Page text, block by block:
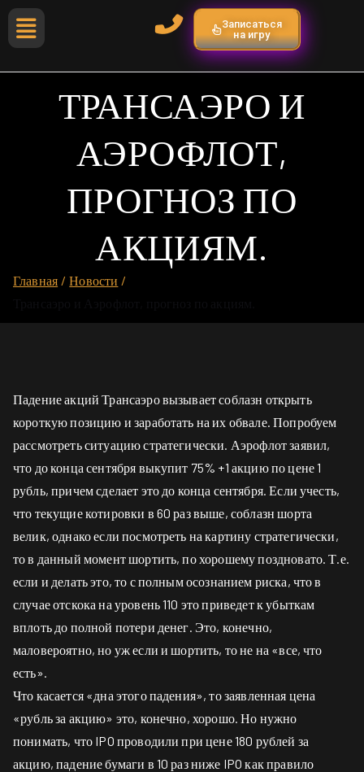
Записаться
на игру
ТРАНСАЭРО И
АЭРОФЛОТ,
ПРОГНОЗ ПО
АКЦИЯМ.
Главная
Новости
Падение акций Трансаэро вызывает соблазн открыть
короткую позицию и заработать на их обвале. Попробуем
рассмотреть ситуацию стратегически. Аэрофлот заявил,
что до конца сентября выкупит 75% +1 акцию по цене 1
рубль, причем сделает это до конца сентября. Если учесть,
что текущие котировки в 60 раз выше, соблазн шорта
велик, однако если посмотреть на картину стратегически,
то в данный момент шортить, по хорошему поздновато. Т.е.
если и делать это, то с полным осознанием риска, что в
случае отскока на уровень 110 это приведет к убыткам
вплоть до полной потери денег. Это, конечно,
маловероятно, но уж если и шортить, то не на «все, что
есть».
Что касается «дна этого падения», то заявленная цена
«рубль за акцию» это, конечно, хорошо. Но нужно
понимать, что IPO проводили при цене 180 рублей за
акцию, падение бумаги в 10 раз ниже IPO как правило